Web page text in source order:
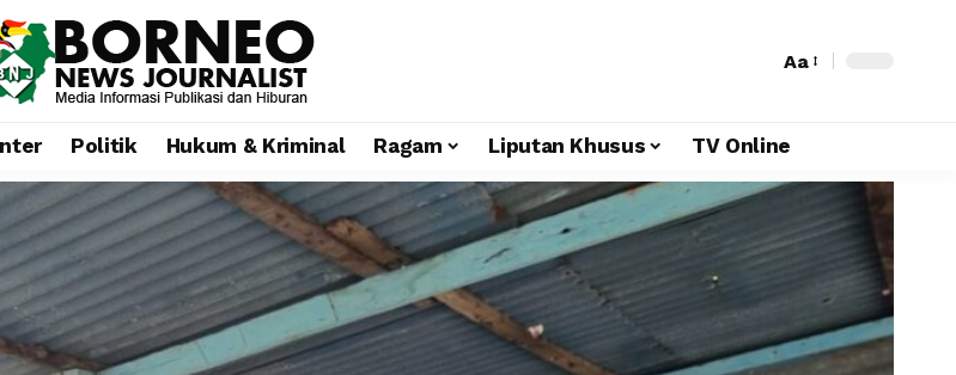
Aa
Politik Hukum & Kriminal Ragam Liputan Khusus TV Online